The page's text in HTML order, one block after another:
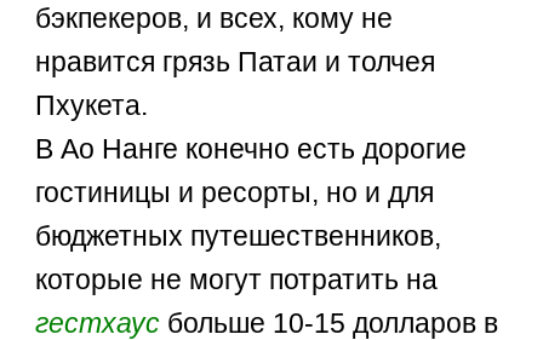
бэкпекеров, и всех, кому не
нравится грязь Патаи и толчея
Пхукета.
В Ао Нанге конечно есть дорогие
гостиницы и ресорты, но и для
бюджетных путешественников,
которые не могут потратить на
гестхаус больше 10-15 долларов в